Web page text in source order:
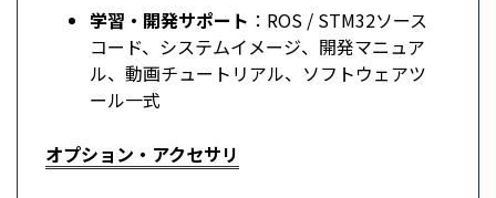
学習・開発サポート ：ROS / STM32ソース
コード、システムイメージ、開発マニュア
ル、動画チュートリアル、ソフトウェアツ
ール一式
オプション・アクセサリ